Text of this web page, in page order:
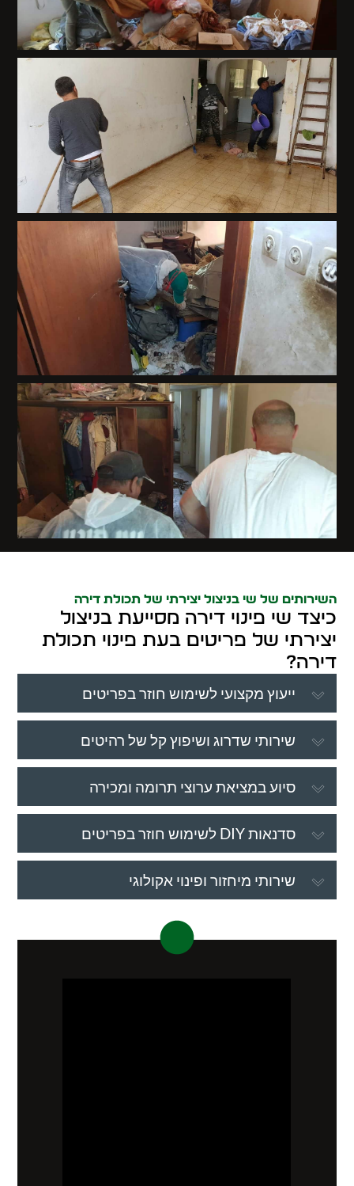
השירותים של שי בניצול יצירתי של תכולת דירה
כיצד שי פינוי דירה מסייעת בניצול
יצירתי של פריטים בעת פינוי תכולת
דירה?
ייעוץ מקצועי לשימוש חוזר בפריטים
שירותי שדרוג ושיפוץ קל של רהיטים
סיוע במציאת ערוצי תרומה ומכירה
סדנאות DIY לשימוש חוזר בפריטים
שירותי מיחזור ופינוי אקולוגי